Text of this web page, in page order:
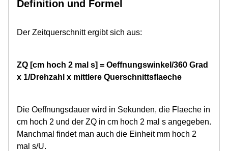
Definition und Formel
Der Zeitquerschnitt ergibt sich aus:
ZQ [cm hoch 2 mal s] = Oeffnungswinkel/360 Grad
x 1/Drehzahl x mittlere Querschnittsflaeche
Die Oeffnungsdauer wird in Sekunden, die Flaeche in
cm hoch 2 und der ZQ in cm hoch 2 mal s angegeben.
Manchmal findet man auch die Einheit mm hoch 2
mal s/U.